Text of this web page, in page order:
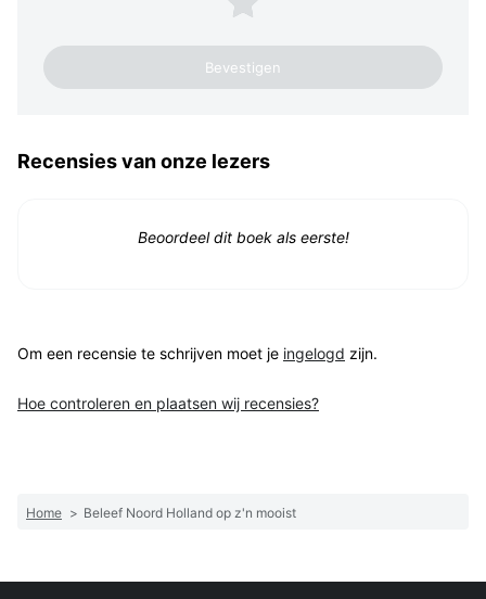
Recensies van onze lezers
Beoordeel dit boek als eerste!
Om een recensie te schrijven moet je ingelogd zijn.
Hoe controleren en plaatsen wij recensies?
Home > Beleef Noord Holland op z'n mooist